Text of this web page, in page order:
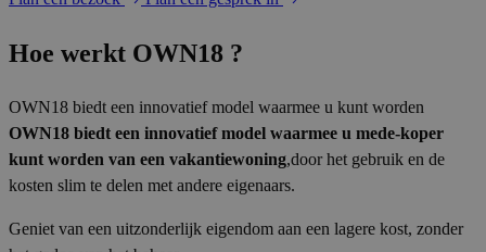
Hoe werkt OWN18 ?
OWN18 biedt een innovatief model waarmee u kunt worden
OWN18 biedt een innovatief model waarmee u mede-koper
kunt worden van een vakantiewoning,door het gebruik en de
kosten slim te delen met andere eigenaars.
Geniet van een uitzonderlijk eigendom aan een lagere kost, zonder